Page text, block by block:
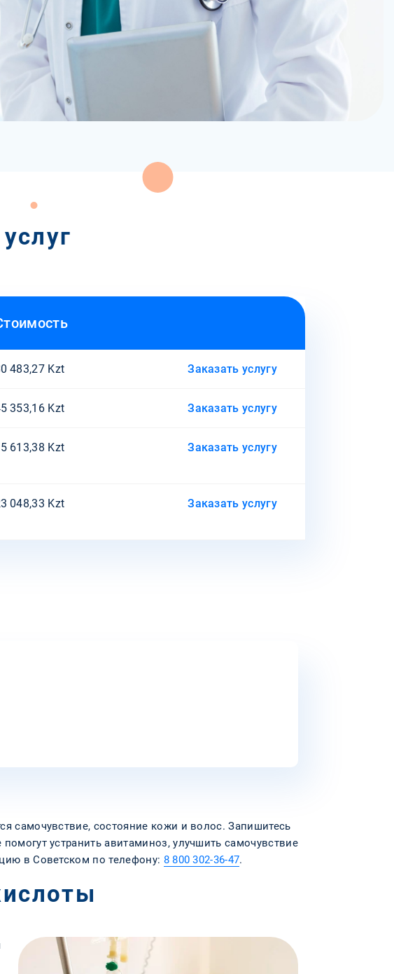
483,27 Kzt Заказать услугу
353,16 Kzt Заказать услугу
613,38 Kzt Заказать услугу
048,33 Kzt Заказать услугу
самочувствие, состояние кожи и волос. Запишитесь
устранить авитаминоз, улучшить самочувствие
в Советском по телефону: 8 800 302-36-47.